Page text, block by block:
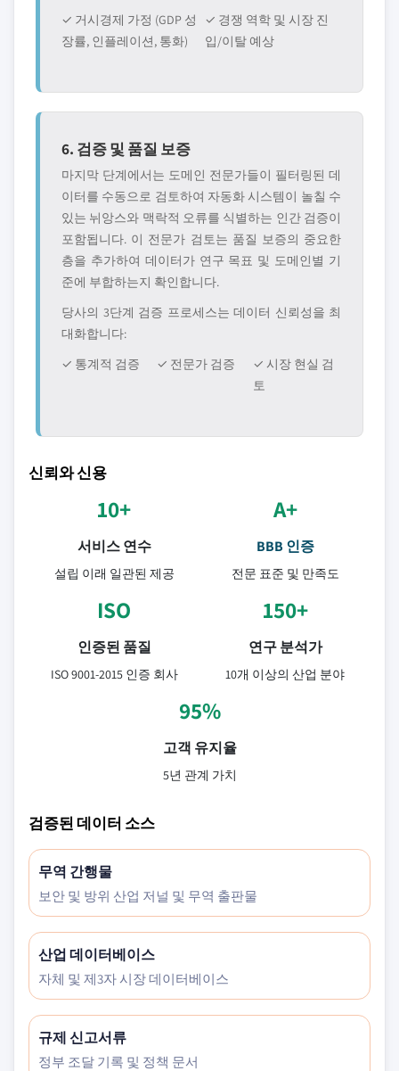
✓ 거시경제 가정 (GDP 성
장률, 인플레이션, 통화)
✓ 경쟁 역학 및 시장 진
입/이탈 예상
6. 검증 및 품질 보증
마지막 단계에서는 도메인 전문가들이 필터링된 데
이터를 수동으로 검토하여 자동화 시스템이 놀칠 수
있는 뉘앙스와 맥락적 오류를 식별하는 인간 검증이
포함됩니다. 이 전문가 검토는 품질 보증의 중요한
층을 추가하여 데이터가 연구 목표 및 도메인별 기
준에 부합하는지 확인합니다.
당사의 3단계 검증 프로세스는 데이터 신뢰성을 최
대화합니다:
✓ 통계적 검증
✓ 전문가 검증
✓ 시장 현실 검
토
신뢰와 신용
10+
서비스 연수
설립 이래 일관된 제공
A+
BBB 인증
전문 표준 및 만족도
ISO
인증된 품질
ISO 9001-2015 인증 회사
150+
연구 분석가
10개 이상의 산업 분야
95%
고객 유지율
5년 관계 가치
검증된 데이터 소스
무역 간행물
보안 및 방위 산업 저널 및 무역 출판물
산업 데이터베이스
자체 및 제3자 시장 데이터베이스
규제 신고서류
정부 조달 기록 및 정책 문서